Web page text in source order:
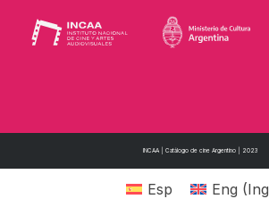
INCAA | Catálogo de cine Argentino | 2023
Esp Eng (Ing